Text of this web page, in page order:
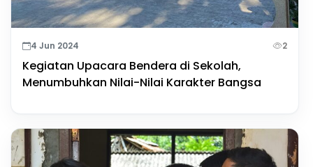
4 Jun 2024 2
Kegiatan Upacara Bendera di Sekolah,
Menumbuhkan Nilai-Nilai Karakter Bangsa